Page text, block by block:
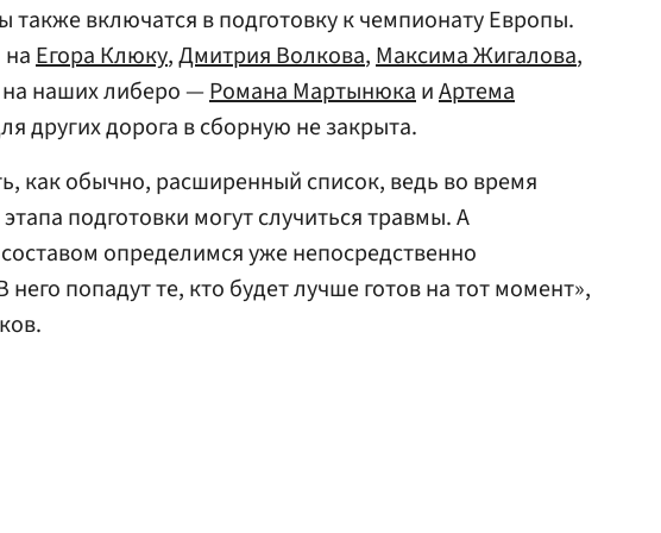
также включатся в подготовку к чемпионату Европы.
Егора Клюку,Дмитрия Волкова,Максима Жигалова,
наших либеро —Романа МартынюкаиАртема
других дорога в сборную не закрыта.
как обычно, расширенный список, ведь во время
подготовки могут случиться травмы. А
определимся уже непосредственно
попадут те, кто будет лучше готов на тот момент»,